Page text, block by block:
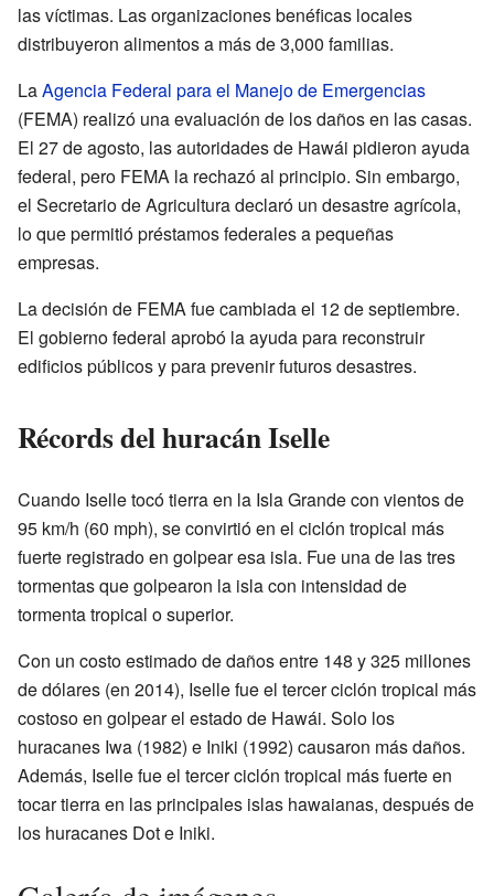
las víctimas. Las organizaciones benéficas locales
distribuyeron alimentos a más de 3,000 familias.
LaAgencia Federal para el Manejo de Emergencias
(FEMA) realizó una evaluación de los daños en las casas.
El 27 de agosto, las autoridades de Hawái pidieron ayuda
federal, pero FEMA la rechazó al principio. Sin embargo,
el Secretario de Agricultura declaró un desastre agrícola,
lo que permitió préstamos federales a pequeñas
empresas.
La decisión de FEMA fue cambiada el 12 de septiembre.
El gobierno federal aprobó la ayuda para reconstruir
edificios públicos y para prevenir futuros desastres.
Récords del huracán Iselle
Cuando Iselle tocó tierra en la Isla Grande con vientos de
95 km/h (60 mph), se convirtió en el ciclón tropical más
fuerte registrado en golpear esa isla. Fue una de las tres
tormentas que golpearon la isla con intensidad de
tormenta tropical o superior.
Con un costo estimado de daños entre 148 y 325 millones
de dólares (en 2014), Iselle fue el tercer ciclón tropical más
costoso en golpear el estado de Hawái. Solo los
huracanes Iwa (1982) e Iniki (1992) causaron más daños.
Además, Iselle fue el tercer ciclón tropical más fuerte en
tocar tierra en las principales islas hawaianas, después de
los huracanes Dot e Iniki.